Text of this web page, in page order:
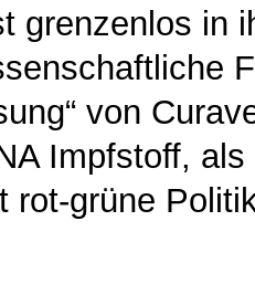
grenzenlos in
von
Impfstoff,
rot-grüne